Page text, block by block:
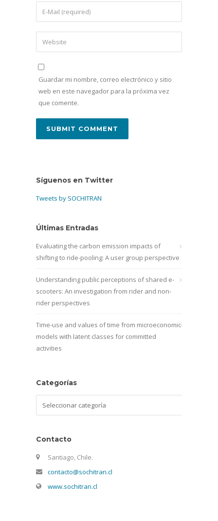
Guardar mi nombre, correo electrónico y sitio
web en este navegador para la próxima vez
que comente.
Síguenos en Twitter
Tweets by SOCHITRAN
Últimas Entradas
Evaluating the carbon emission impacts of
shifting to ride-pooling: A user group perspective
Understanding public perceptions of shared e-
scooters: An investigation from rider and non-
rider perspectives
Time-use and values of time from microeconomic
models with latent classes for committed
activities
Categorías
Contacto
Santiago, Chile.
contacto@sochitran.cl
www.sochitran.cl